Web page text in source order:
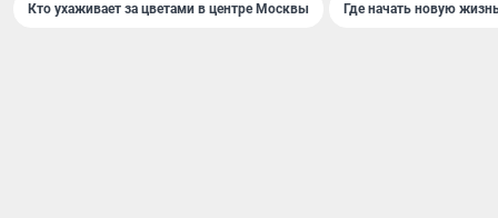
Кто ухаживает за цветами в центре Москвы Где начать новую